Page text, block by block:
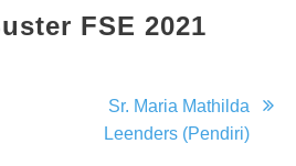
FSE 2021
Sr. Maria Mathilda
Leenders (Pendiri)